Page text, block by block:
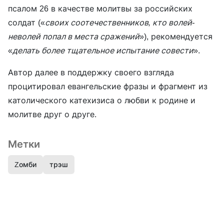
псалом 26 в качестве молитвы за российских
солдат («своих соотечественников, кто волей-
неволей попал в места сражений»), рекомендуется
«делать более тщательное испытание совести».
Автор далее в поддержку своего взгляда
процитировал евангельские фразы и фрагмент из
католического катехизиса о любви к родине и
молитве друг о друге.
Метки
Zомби трэш